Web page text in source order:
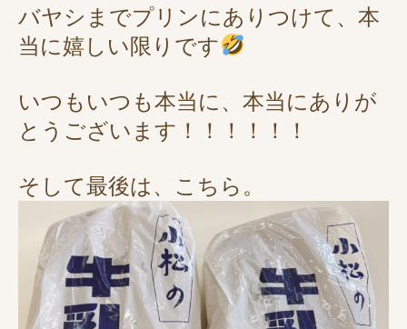
バヤシまでプリンにありつけて、本
当に嬉しい限りです
いつもいつも本当に、本当にありが
とうございます！！！！！！
そして最後は、こちら。